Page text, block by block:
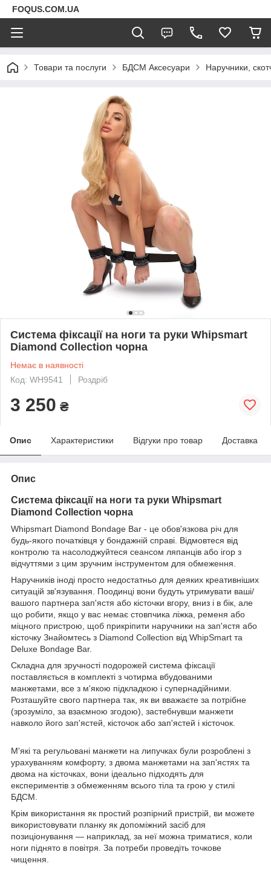
FOQUS.COM.UA
Товари та послуги БДСМ Аксесуари Наручники,
Система фіксації на ноги та руки Whipsmart
Diamond Collection чорна
Немає в наявності
Код: WH9541
Роздріб
3 250 ₴
Опис Характеристики Відгуки про товар Доставка
Опис
Система фіксації на ноги та руки Whipsmart
Diamond Collection чорна
Whipsmart Diamond Bondage Bar - це обов'язкова річ для
будь-якого початківця у бондажній справі. Відмовтеся від
контролю та насолоджуйтеся сеансом ляпанців або ігор з
відчуттями з цим зручним інструментом для обмеження.
Наручників іноді просто недостатньо для деяких креативніших
ситуацій зв'язування. Поодинці вони будуть утримувати ваші/
вашого партнера зап'ястя або кісточки вгору, вниз і в бік, але
що робити, якщо у вас немає стовпчика ліжка, ременя або
міцного пристрою, щоб прикріпити наручники на зап'ястя або
кісточку Знайомтесь з Diamond Collection від WhipSmart та
Deluxe Bondage Bar.
Складна для зручності подорожей система фіксації
поставляється в комплекті з чотирма вбудованими
манжетами, все з м'якою підкладкою і супернадійними.
Розташуйте свого партнера так, як ви вважаєте за потрібне
(зрозуміло, за взаємною згодою), застебнувши манжети
навколо його зап'ястей, кісточок або зап'ястей і кісточок.
М'які та регульовані манжети на липучках були розроблені з
урахуванням комфорту, з двома манжетами на зап'ястях та
двома на кісточках, вони ідеально підходять для
експериментів з обмеженням всього тіла та грою у стилі
БДСМ.
Крім використання як простий розпірний пристрій, ви можете
використовувати планку як допоміжний засіб для
позиціонування — наприклад, за неї можна триматися, коли
ноги піднято в повітря. За потреби проведіть точкове
чищення.